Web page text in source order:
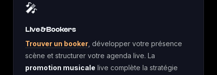
🎤
Live & Bookers
Trouver un booker , développer votre présence
scène et structurer votre agenda live. La
promotion musicale live complète la stratégie